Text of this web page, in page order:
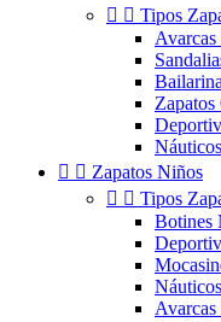
  Tipos
  Zapatos Niños
  Tipos
Botines